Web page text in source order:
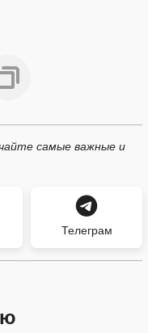
самые важные и
Телеграм